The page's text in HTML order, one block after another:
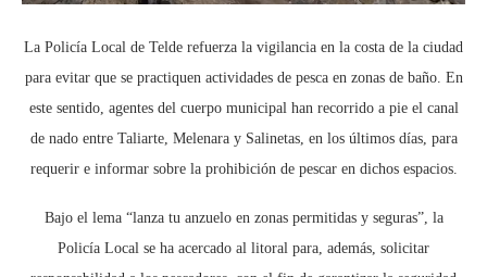
La Policía Local de Telde refuerza la vigilancia en la costa de la ciudad
para evitar que se practiquen actividades de pesca en zonas de baño. En
este sentido, agentes del cuerpo municipal han recorrido a pie el canal
de nado entre Taliarte, Melenara y Salinetas, en los últimos días, para
requerir e informar sobre la prohibición de pescar en dichos espacios.
Bajo el lema “lanza tu anzuelo en zonas permitidas y seguras”, la
Policía Local se ha acercado al litoral para, además, solicitar